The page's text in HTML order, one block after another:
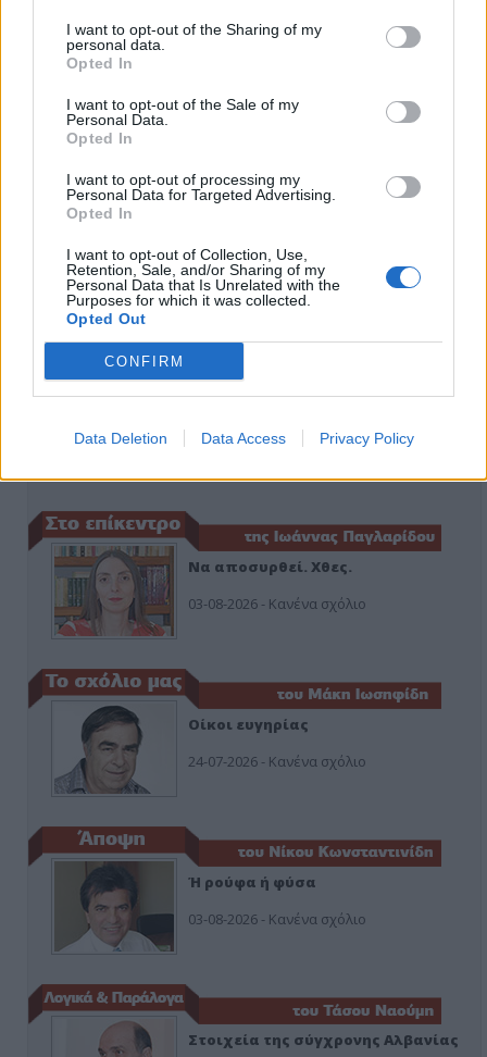
I want to opt-out of the Sharing of my
personal data.
Opted In
I want to opt-out of the Sale of my
Personal Data.
Opted In
I want to opt-out of processing my
Personal Data for Targeted Advertising.
Opted In
I want to opt-out of Collection, Use,
Retention, Sale, and/or Sharing of my
Personal Data that Is Unrelated with the
Purposes for which it was collected.
Opted Out
CONFIRM
Data Deletion Data Access Privacy Policy
ΑΠΟΨΕΙΣ
Εδώ Παππάς, εκεί Παππάς, που είναι
ο ΣΥΡΙΖΑ και οι Κιλκισιώτες
26-07-2026 - Κανένα σχόλιο
εμπράκτως την περιφέρεια – μειώσ…
Να αποσυρθεί. Χθες.
03-08-2026 - Κανένα σχόλιο
Οίκοι ευγηρίας
24-07-2026 - Κανένα σχόλιο
Ή ρούφα ή φύσα
03-08-2026 - Κανένα σχόλιο
Στοιχεία της σύγχρονης Αλβανίας